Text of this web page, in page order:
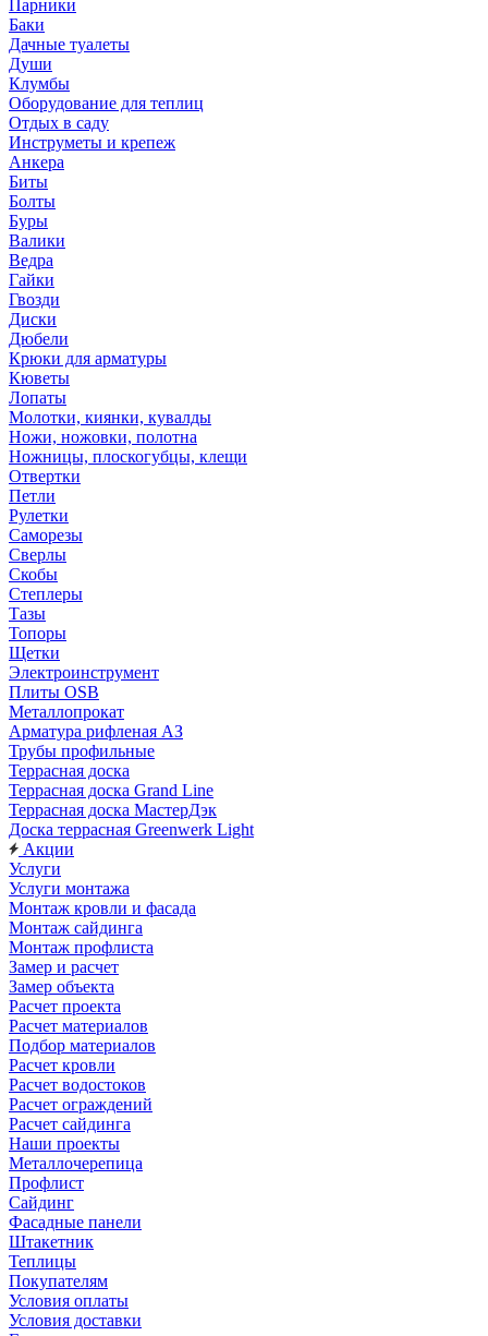
Парники
Баки
Дачные туалеты
Души
Клумбы
Оборудование для теплиц
Отдых в саду
Инструметы и крепеж
Анкера
Биты
Болты
Буры
Валики
Ведра
Гайки
Гвозди
Диски
Дюбели
Крюки для арматуры
Кюветы
Лопаты
Молотки, киянки, кувалды
Ножи, ножовки, полотна
Ножницы, плоскогубцы, клещи
Отвертки
Петли
Рулетки
Саморезы
Сверлы
Скобы
Степлеры
Тазы
Топоры
Щетки
Электроинструмент
Плиты OSB
Металлопрокат
Арматура рифленая АЗ
Трубы профильные
Террасная доска
Террасная доска Grand Line
Террасная доска МастерДэк
Доска террасная Greenwerk Light
Акции
Услуги
Услуги монтажа
Монтаж кровли и фасада
Монтаж сайдинга
Монтаж профлиста
Замер и расчет
Замер объекта
Расчет проекта
Расчет материалов
Подбор материалов
Расчет кровли
Расчет водостоков
Расчет ограждений
Расчет сайдинга
Наши проекты
Металлочерепица
Профлист
Сайдинг
Фасадные панели
Штакетник
Теплицы
Покупателям
Условия оплаты
Условия доставки